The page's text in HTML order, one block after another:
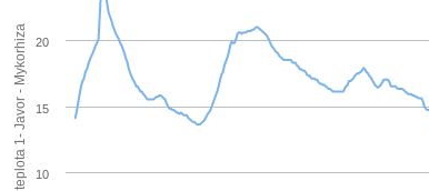
t
e
p
l
o
t
a
1
-
J
a
v
o
r
-
M
y
k
o
r
h
i
z
a
10
15
20